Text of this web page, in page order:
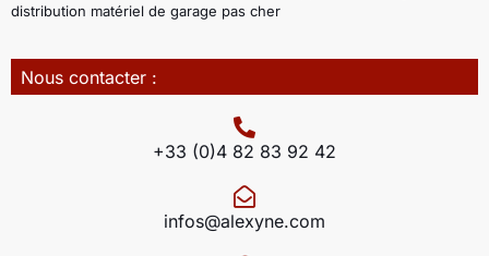
distribution matériel de garage pas cher
Nous contacter :
+33 (0)4 82 83 92 42
infos@alexyne.com